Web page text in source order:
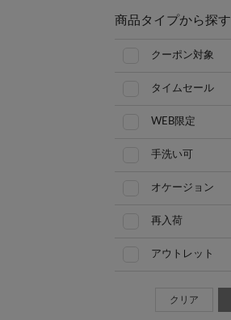
商品タイプから探す
クーポン対象
タイムセール
WEB限定
手洗い可
オケージョン
再入荷
アウトレット
クリア